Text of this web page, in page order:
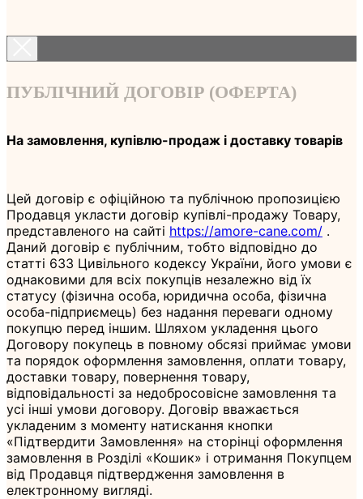
ПУБЛІЧНИЙ ДОГОВІР (ОФЕРТА)
На замовлення, купівлю-продаж і доставку товарів
Цей договір є офіційною та публічною пропозицією
Продавця укласти договір купівлі-продажу Товару,
представленого на сайті https://amore-cane.com/ .
Даний договір є публічним, тобто відповідно до
статті 633 Цивільного кодексу України, його умови є
однаковими для всіх покупців незалежно від їх
статусу (фізична особа, юридична особа, фізична
особа-підприємець) без надання переваги одному
покупцю перед іншим. Шляхом укладення цього
Договору покупець в повному обсязі приймає умови
та порядок оформлення замовлення, оплати товару,
доставки товару, повернення товару,
відповідальності за недобросовісне замовлення та
усі інші умови договору. Договір вважається
укладеним з моменту натискання кнопки
«Підтвердити Замовлення» на сторінці оформлення
замовлення в Розділі «Кошик» і отримання Покупцем
від Продавця підтвердження замовлення в
електронному вигляді.